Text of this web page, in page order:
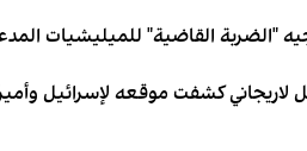
"الضربة القاضية" للميليشيات
لاريجاني كشفت موقعه لإسرائيل